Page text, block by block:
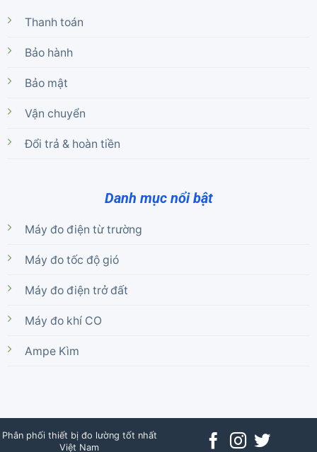
Thanh toán
Bảo hành
Bảo mật
Vận chuyển
Đổi trả & hoàn tiền
Danh mục nổi bật
Máy đo điện từ trường
Máy đo tốc độ gió
Máy đo điện trở đất
Máy đo khí CO
Ampe Kìm
Phân phối thiết bị đo lường tốt nhất
Việt Nam